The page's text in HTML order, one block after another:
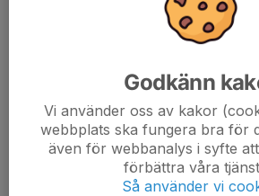
Godkänn
Vi använder oss av kakor
webbplats ska fungera bra för
även för webbanalys i syfte
förbättra våra
Så använder vi